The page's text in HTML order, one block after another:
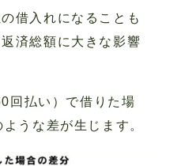
借入れになることも
済総額に大きな影響
回払い）で借りた場
うな差が生じます。